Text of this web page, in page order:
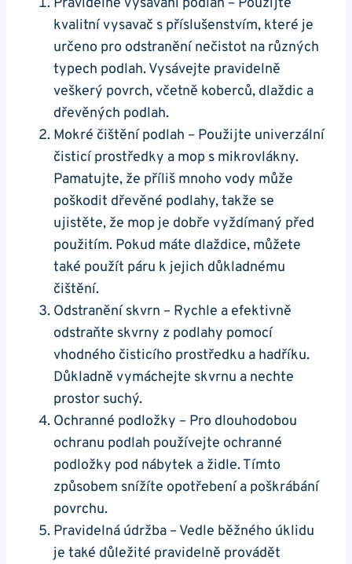
Pravidelné vysávání podlah – Použijte
⁢kvalitní vysavač s příslušenstvím, které je
určeno pro odstranění nečistot na různých
typech podlah. Vysávejte ⁢pravidelně
veškerý povrch, včetně⁢ koberců, dlaždic ⁢a⁣
dřevěných podlah.
Mokré čištění podlah – Použijte univerzální
čisticí prostředky⁢ a mop s mikrovlákny.
Pamatujte, že příliš mnoho vody může
⁤poškodit dřevěné ⁢podlahy, takže se
ujistěte, že mop je dobře vyždímaný před
‌použitím. Pokud máte dlaždice, můžete
také použít páru k ⁢jejich⁤ důkladnému
⁤čištění.
Odstranění skvrn – Rychle a efektivně
odstraňte skvrny z podlahy pomocí
vhodného čisticího prostředku a hadříku.
Důkladně vymáchejte skvrnu a nechte
prostor suchý.
Ochranné podložky – Pro dlouhodobou
ochranu podlah používejte ochranné
podložky pod nábytek a ⁤židle. Tímto
způsobem snížíte opotřebení a poškrábání
povrchu.
Pravidelná údržba – Vedle běžného ⁢úklidu
je také důležité pravidelně provádět